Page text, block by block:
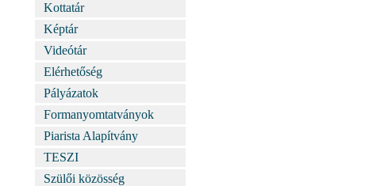
Kottatár
Képtár
Videótár
Elérhetőség
Pályázatok
Formanyomtatványok
Piarista Alapítvány
TESZI
Szülői közösség